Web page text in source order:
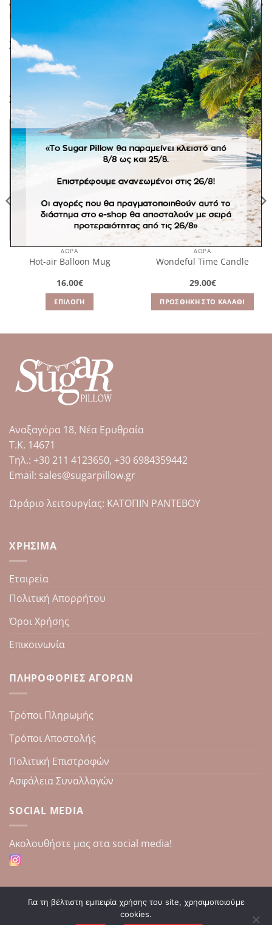
ΠΕΡΙΓΡΑΦΉ
Χειροποίητη κεραμική κούπα ζωγραφισμένη στο χέρι
ΣΧΕΤΙΚΆ ΠΡΟΪΌΝΤΑ
Πρόσθήκη
στην
ΔΩΡΑ
Hot-air Balloon Mug
16.00€
ΕΠΙΛΟΓΉ
έχει
πολλαπλές
παραλλαγές.
Οι
επιλογές
να
στη
του
Πρόσθήκη
στην
λίστα
ΔΩΡΑ
Wondeful Time Candle
29.00€
ΠΡΟΣΘΉΚΗ ΣΤΟ ΚΑΛΆΘΙ
Αναξαγόρα 18, Νέα Ερυθραία
Τ.Κ. 14671
Tηλ.: +30 211 4123650, +30 6984359442
Email: sales@sugarpillow.gr
Ωράριο λειτουργίας: ΚΑΤΟΠΙΝ ΡΑΝΤΕΒΟΥ
ΧΡΉΣΙΜΑ
Εταιρεία
Πολιτική Απορρήτου
Όροι Χρήσης
Επικοινωνία
ΠΛΗΡΟΦΟΡΊΕΣ ΑΓΟΡΏΝ
Τρόποι Πληρωμής
Τρόποι Αποστολής
Πολιτική Επιστροφών
Ασφάλεια Συναλλαγών
SOCIAL MEDIA
Aκολουθήστε μας στα social media!
Για τη βέλτιστη εμπειρία χρήσης του site, χρησιμοποιούμε
cookies.